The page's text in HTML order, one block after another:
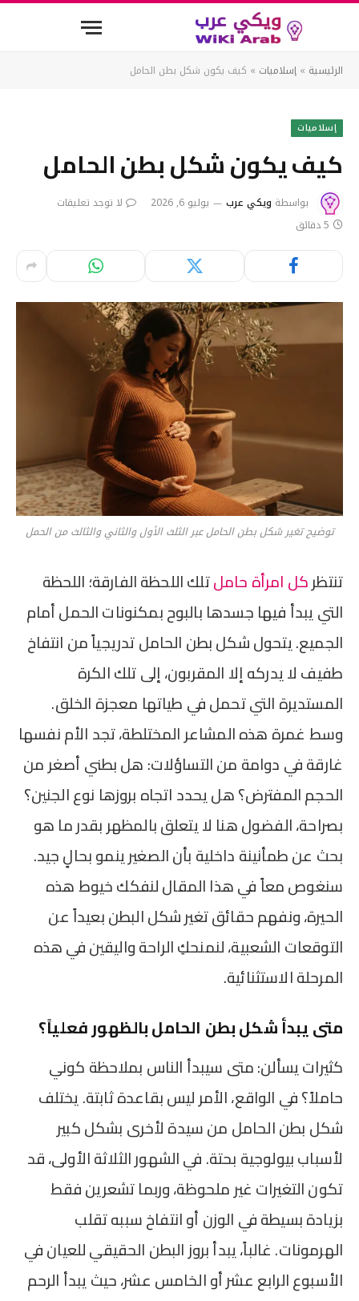
الرئيسية » إسلاميات » كيف يكون شكل بطن الحامل
إسلاميات
كيف يكون شكل بطن الحامل
بواسطة ويكي عرب يوليو 6, 2026
لا توجد تعليقات
5 دقائق
توضيح تغير شكل بطن الحامل عبر الثلث الأول والثاني والثالث من الحمل
تنتظركل امرأة حاملتلك اللحظة الفارقة؛ اللحظة
التي يبدأ فيها جسدها بالبوح بمكنونات الحمل أمام
الجميع. يتحول شكل بطن الحامل تدريجياً من انتفاخ
طفيف لا يدركه إلا المقربون، إلى تلك الكرة
المستديرة التي تحمل في طياتها معجزة الخلق.
وسط غمرة هذه المشاعر المختلطة، تجد الأم نفسها
غارقة في دوامة من التساؤلات: هل بطني أصغر من
الحجم المفترض؟ هل يحدد اتجاه بروزها نوع الجنين؟
بصراحة، الفضول هنا لا يتعلق بالمظهر بقدر ما هو
بحث عن طمأنينة داخلية بأن الصغير ينمو بحالٍ جيد.
سنغوص معاً في هذا المقال لنفكك خيوط هذه
الحيرة، ونفهم حقائق تغير شكل البطن بعيداً عن
التوقعات الشعبية، لنمنحكِ الراحة واليقين في هذه
المرحلة الاستثنائية.
متى يبدأ شكل بطن الحامل بالظهور فعلياً؟
كثيرات يسألن: متى سيبدأ الناس بملاحظة كوني
حاملاً؟ في الواقع، الأمر ليس بقاعدة ثابتة. يختلف
شكل بطن الحامل من سيدة لأخرى بشكل كبير
لأسباب بيولوجية بحتة. في الشهور الثلاثة الأولى، قد
تكون التغيرات غير ملحوظة، وربما تشعرين فقط
بزيادة بسيطة في الوزن أو انتفاخ سببه تقلب
الهرمونات. غالباً، يبدأ بروز البطن الحقيقي للعيان في
الأسبوع الرابع عشر أو الخامس عشر، حيث يبدأ الرحم